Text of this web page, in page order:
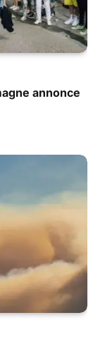
annonce